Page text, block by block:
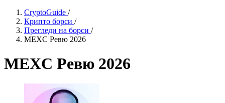
CryptoGuide /
Крипто борси /
Прегледи на борси /
MEXC Ревю 2026
MEXC Ревю 2026